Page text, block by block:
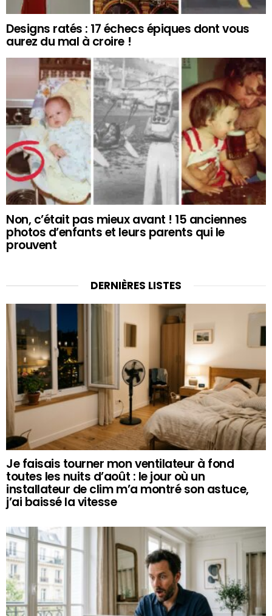
Designs ratés : 17 échecs épiques dont vous
aurez du mal à croire !
Non, c’était pas mieux avant ! 15 anciennes
photos d’enfants et leurs parents qui le
prouvent
DERNIÈRES LISTES
Je faisais tourner mon ventilateur à fond
toutes les nuits d’août : le jour où un
installateur de clim m’a montré son astuce,
j’ai baissé la vitesse